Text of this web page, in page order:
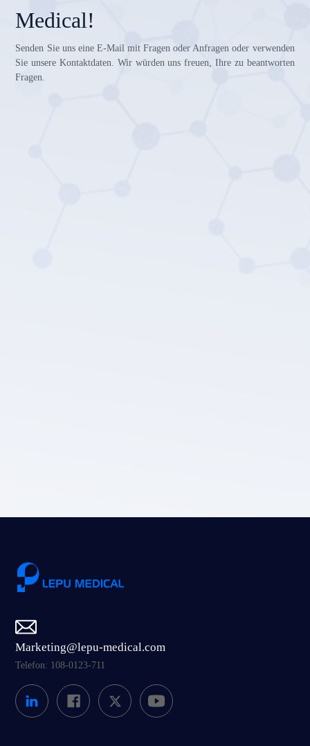
Medical!
Senden Sie uns eine E-Mail mit Fragen oder Anfragen oder verwenden
Sie unsere Kontaktdaten. Wir würden uns freuen, Ihre zu beantworten
Fragen.
Marketing@lepu-medical.com
Telefon: 108-0123-711